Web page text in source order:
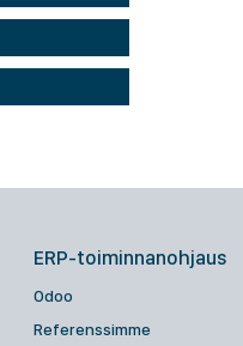
ERP-toiminnanohjaus
Odoo
Referenssimme